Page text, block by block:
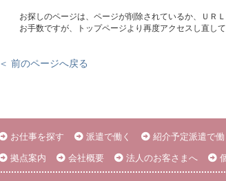
お探しのページは、ページが削除されているか、ＵＲ
お手数ですが、トップページより再度アクセスし直して
＜ 前のページへ戻る
お仕事を探す 派遣で働く 紹介予定派遣で働
拠点案内
会社概要 法人のお客さまへ